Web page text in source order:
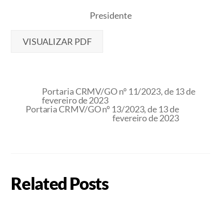
Presidente
VISUALIZAR PDF
Portaria CRMV/GO nº 11/2023, de 13 de
fevereiro de 2023
Portaria CRMV/GO nº 13/2023, de 13 de
fevereiro de 2023
Related Posts